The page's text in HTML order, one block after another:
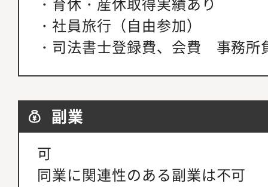
・社員旅行（自由参加）
・司法書士登録費、会費 事務所
副業
可
同業に関連性のある副業は不可